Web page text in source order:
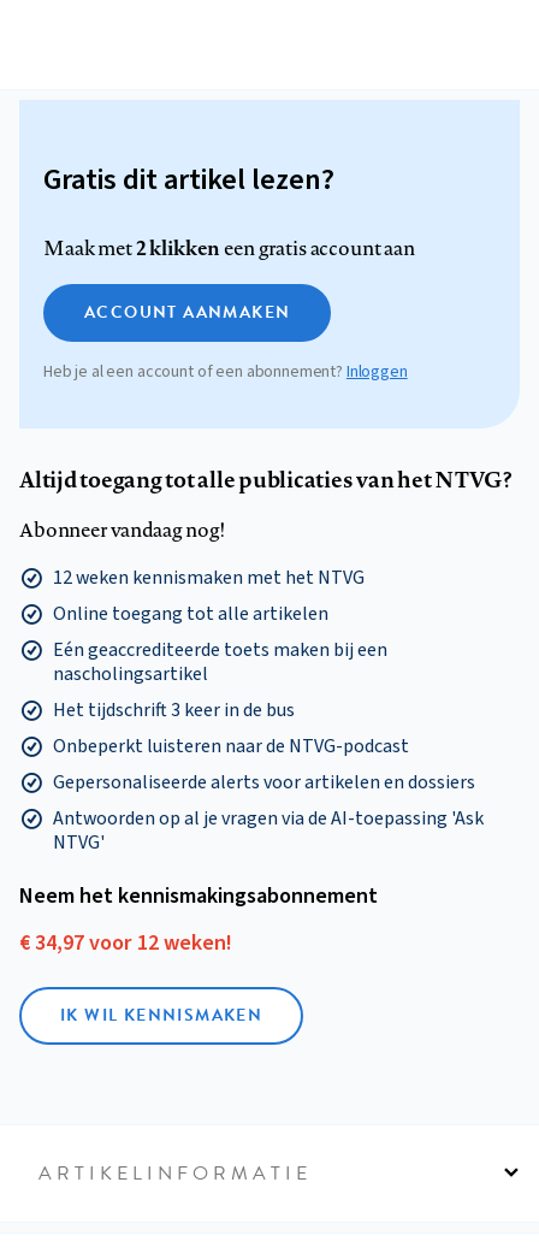
Gratis dit artikel lezen?
Maak met2 klikkeneen gratis account aan
ACCOUNT AANMAKEN
Heb je al een account of een abonnement? Inloggen
Altijd toegang tot alle publicaties van het NTVG?
Abonneer vandaag nog!
12 weken kennismaken met het NTVG
Online toegang tot alle artikelen
Eén geaccrediteerde toets maken bij een
nascholingsartikel
Het tijdschrift 3 keer in de bus
Onbeperkt luisteren naar de NTVG-podcast
Gepersonaliseerde alerts voor artikelen en dossiers
Antwoorden op al je vragen via de AI-toepassing 'Ask
NTVG'
Neem het kennismakings­abonnement
€ 34,97 voor 12 weken!
IK WIL KENNISMAKEN
ARTIKELINFORMATIE